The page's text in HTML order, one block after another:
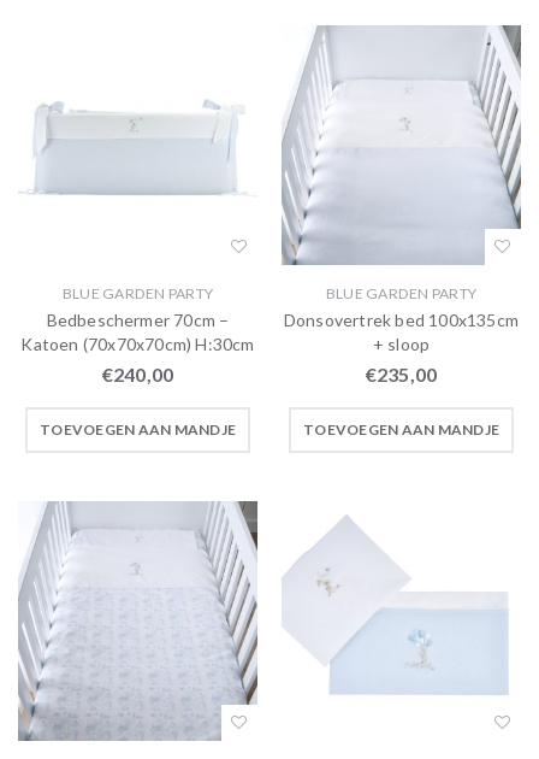
BLUE GARDEN PARTY
Bedbeschermer 70cm –
Katoen (70x70x70cm) H:30cm
€240,00
TOEVOEGEN AAN MANDJE
BLUE GARDEN PARTY
Donsovertrek bed 100x135cm
+ sloop
€235,00
TOEVOEGEN AAN MANDJE